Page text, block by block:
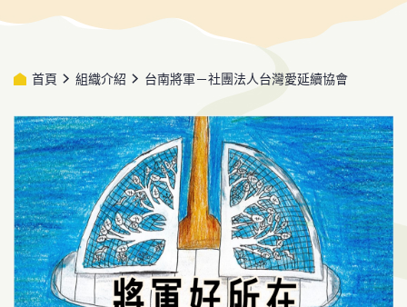
首頁 組織介紹 台南將軍－社團法人台灣愛延續協會